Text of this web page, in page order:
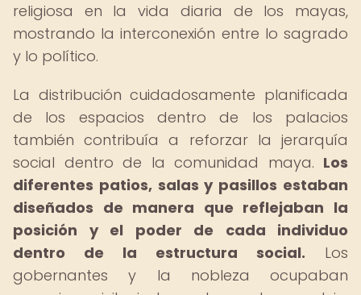
religiosa en la vida diaria de los mayas,
mostrando la interconexión entre lo sagrado
y lo político.
La distribución cuidadosamente planificada
de los espacios dentro de los palacios
también contribuía a reforzar la jerarquía
social dentro de la comunidad maya. Los
diferentes patios, salas y pasillos estaban
diseñados de manera que reflejaban la
posición y el poder de cada individuo
dentro de la estructura social. Los
gobernantes y la nobleza ocupaban